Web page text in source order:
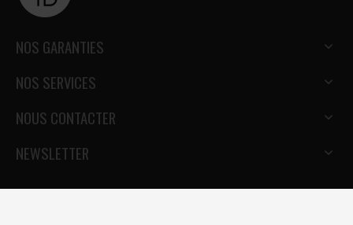
NOS GARANTIES
NOS SERVICES
NOUS CONTACTER
NEWSLETTER